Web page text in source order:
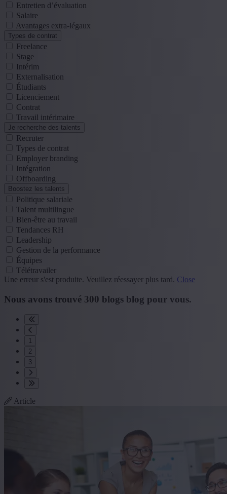
Entretien d’évaluation
Salaire
Avantages extra-légaux
Types de contrat
Freelance
Stage
Intérim
Externalisation
Étudiants
Licenciement
Contrat
Travail intérimaire
Je recherche des talents
Recruter
Types de contrat
Employer branding
Intégration
Offboarding
Boostez les talents
Politique salariale
Talent multilingue
Bien-être au travail
Tendances RH
Leadership
Gestion de la performance
Équipes
Télétravailer
Une erreur s'est produite. Veuillez réessayer plus tard. Close
Nous avons trouvé 300 blogs blog pour vous.
1
2
3
Article